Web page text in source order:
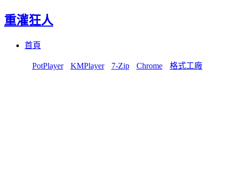
重灌狂人
首頁
PotPlayer KMPlayer 7-Zip Chrome 格式工廠